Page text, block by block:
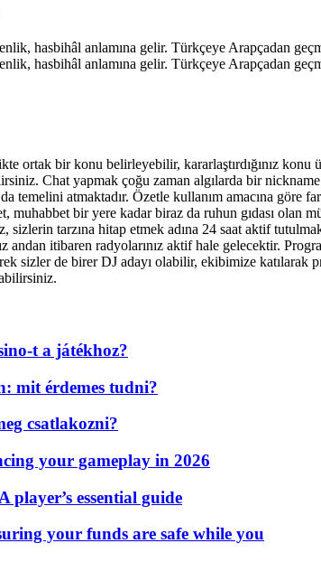
hasbihâl anlamına gelir. Türkçeye Arapçadan
hasbihâl anlamına gelir. Türkçeye Arapçadan
ortak bir konu belirleyebilir, kararlaştırdığınız
Chat yapmak çoğu zaman algılarda bir
temelini atmaktadır. Özetle kullanım amacına göre
bir yere kadar biraz da ruhun gıdası olan
sizlerin tarzına hitap etmek adına 24 saat aktif
andan itibaren radyolarınız aktif hale gelecektir.
sizler de birer DJ adayı olabilir, ekibimize
t a játékhoz?
mit érdemes tudni?
csatlakozni?
your gameplay in 2026
essential guide
your funds are safe while you